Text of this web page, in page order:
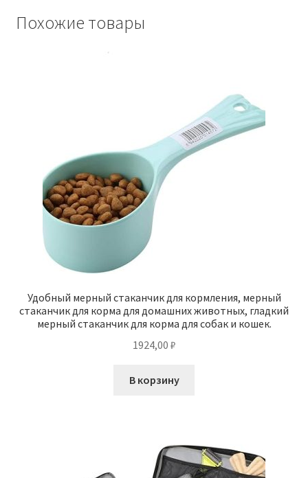
Похожие товары
Удобный мерный стаканчик для кормления, мерный
стаканчик для корма для домашних животных, гладкий
мерный стаканчик для корма для собак и кошек.
1924,00 ₽
В корзину